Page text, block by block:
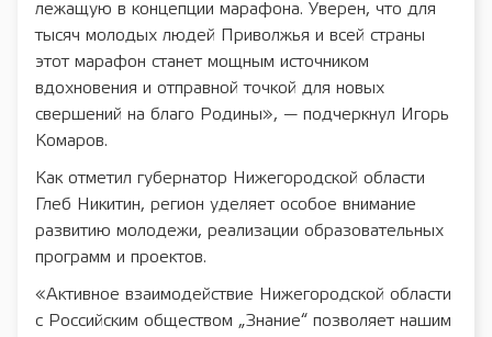
лежащую в концепции марафона. Уверен, что для
тысяч молодых людей Приволжья и всей страны
этот марафон станет мощным источником
вдохновения и отправной точкой для новых
свершений на благо Родины», — подчеркнул Игорь
Комаров.
Как отметил губернатор Нижегородской области
Глеб Никитин, регион уделяет особое внимание
развитию молодежи, реализации образовательных
программ и проектов.
«Активное взаимодействие Нижегородской области
с Российским обществом „Знание“ позволяет нашим